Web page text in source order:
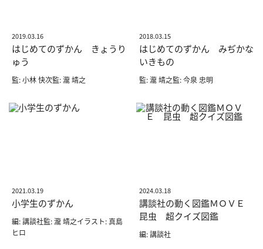
2019.03.16
はじめてのずかん きょうり
ゅう
監: 小林 快次監: 瀧 靖之
2018.03.15
はじめてのずかん みぢかな
いきもの
監: 瀧 靖之監: 今泉 忠明
2021.03.19
小学生のずかん
編: 講談社監: 瀧 靖之イラスト: 真島
ヒロ
2024.03.18
講談社の動く図鑑ＭＯＶＥ
昆虫 超クイズ図鑑
編: 講談社